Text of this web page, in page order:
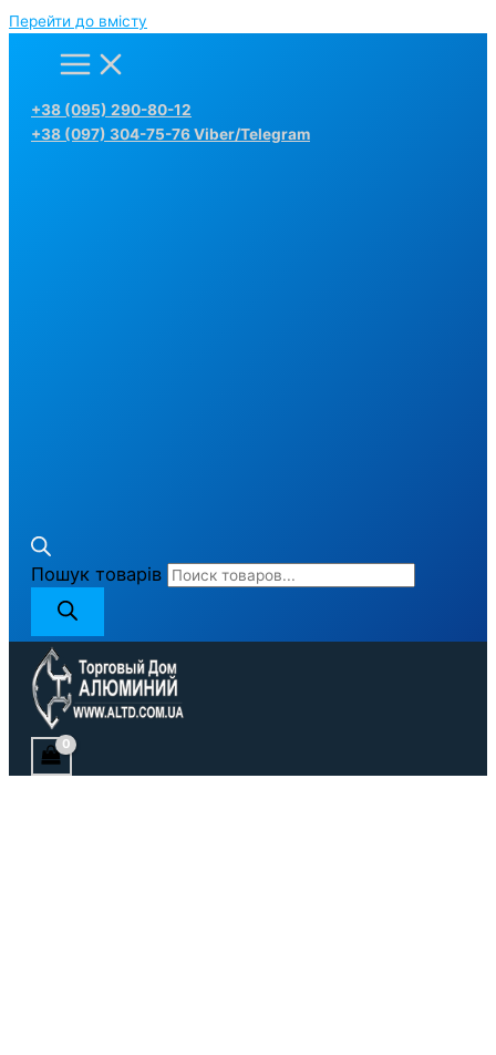
Перейти до вмісту
+38 (095) 290-80-12
+38 (097) 304-75-76 Viber/Telegram
Пошук товарів